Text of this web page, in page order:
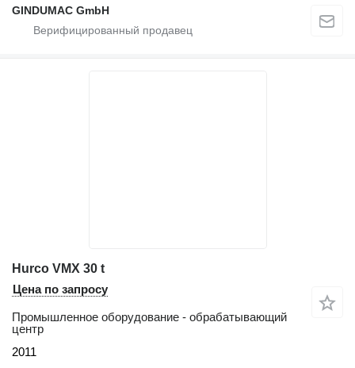
GINDUMAC GmbH
Hurco VMX 30 t
Цена по запросу
Промышленное оборудование - обрабатывающий
центр
2011